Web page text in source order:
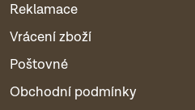
Reklamace
Vrácení zboží
Poštovné
Obchodní podmínky